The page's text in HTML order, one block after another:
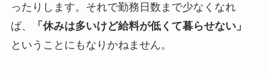
ったりします。それで勤務日数まで少なくなれ
ば、
「休みは多いけど給料が低くて暮らせない」
ということにもなりかねません。